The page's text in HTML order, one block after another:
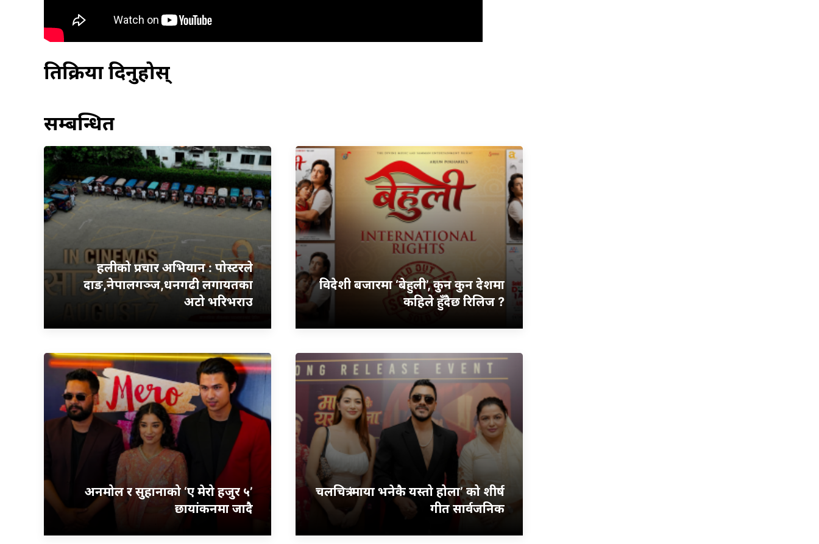
प्रतिक्रिया दिनुहोस्
सम्बन्धित
हलीको प्रचार अभियान : पोस्टरले
दाङ,नेपालगञ्ज,धनगढी लगायतका
अटो भरिभराउ
विदेशी बजारमा ‘बेहुली’, कुन कुन देशमा
कहिले हुँदैछ रिलिज ?
अनमोल र सुहानाको ‘ए मेरो हजुर ५’
छायांकनमा जादै
चलचित्र ‘माया भनेकै यस्तो होला’ को शीर्ष
गीत सार्वजनिक